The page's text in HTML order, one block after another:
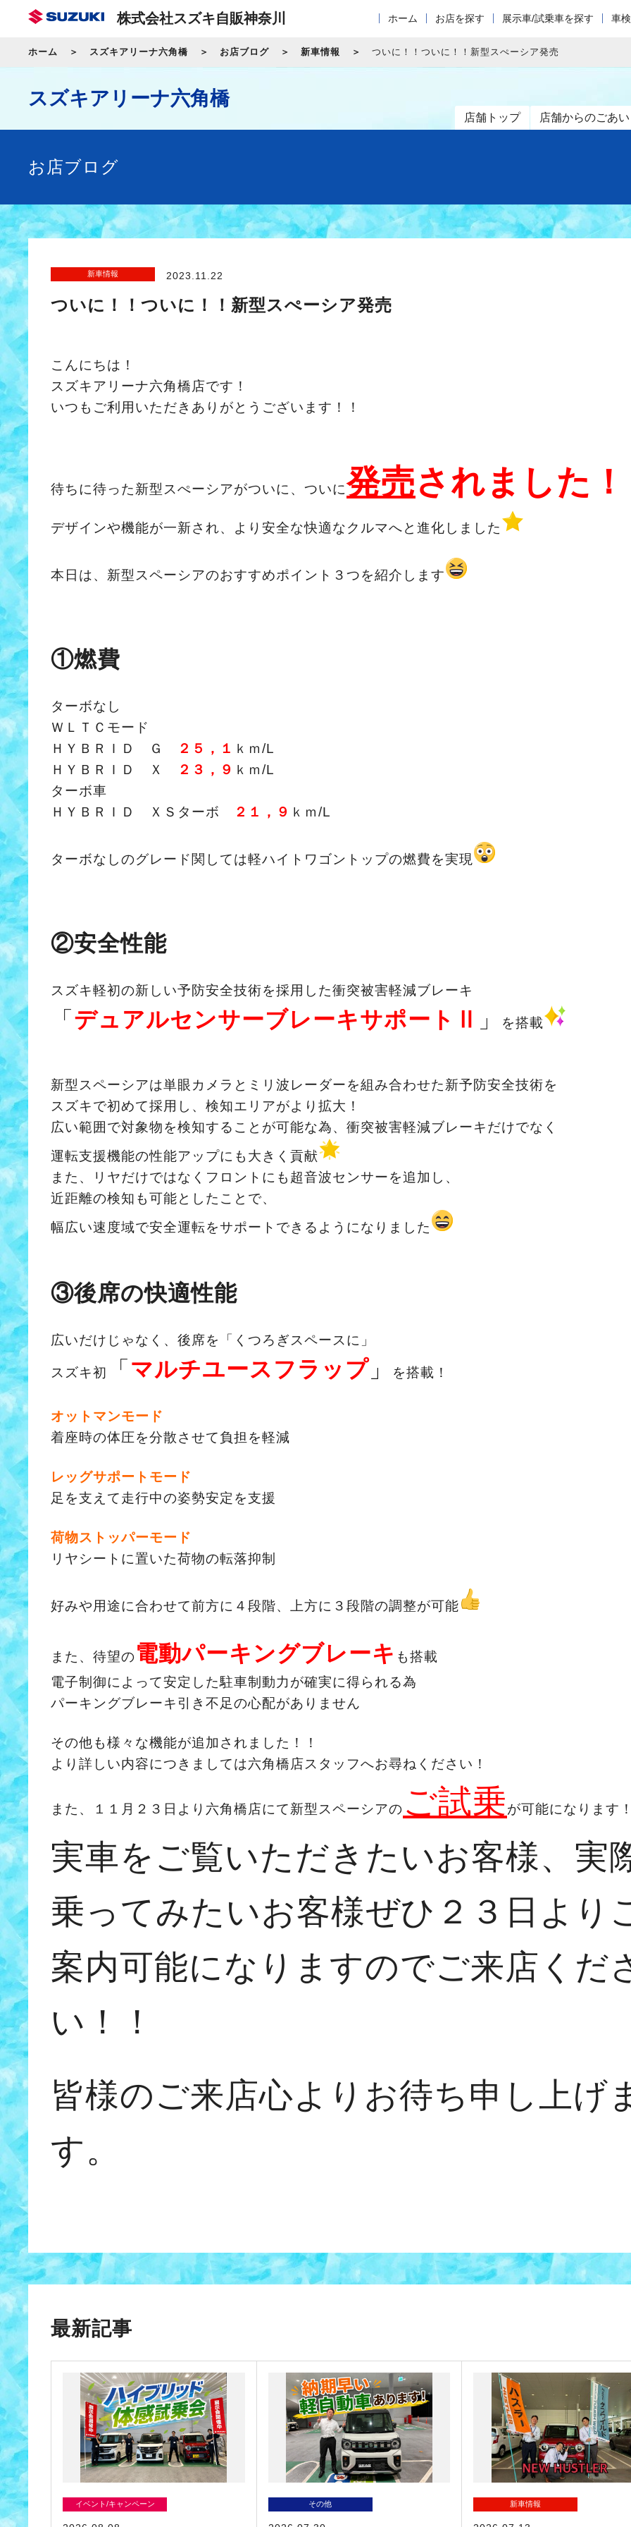
株式会社スズキ自販神奈川 ホーム お店を探す 展示車/試乗車を探す 車
ホーム スズキアリーナ六角橋 お店ブログ 新車情報 ついに！！ついに！！新型スぺーシア発売
スズキアリーナ六角橋
店舗トップ 店舗からのごあ
お店ブログ
新車情報 2023.11.22
ついに！！ついに！！新型スぺーシア発売
こんにちは！
スズキアリーナ六角橋店です！
いつもご利用いただきありがとうございます！！
待ちに待った新型スぺーシアがついに、ついに発売されました
デザインや機能が一新され、より安全な快適なクルマへと進化しました
本日は、新型スペーシアのおすすめポイント３つを紹介します
①燃費
ターボなし
ＷＬＴＣモード
ＨＹＢＲＩＤ Ｇ
２５，１ ｋｍ/L
ＨＹＢＲＩＤ Ｘ
２３，９ ｋｍ/L
ターボ車
ＨＹＢＲＩＤ ＸＳターボ
２１，９ ｋｍ/L
ターボなしのグレード関しては軽ハイトワゴントップの燃費を実現
②安全性能
スズキ軽初の新しい予防安全技術を採用した衝突被害軽減ブレーキ
「 デュアルセンサーブレーキサポートⅡ 」 を搭載
新型スペーシアは単眼カメラとミリ波レーダーを組み合わせた新予防安全技術を
スズキで初めて採用し、検知エリアがより拡大！
広い範囲で対象物を検知することが可能な為、衝突被害軽減ブレーキだけでなく
運転支援機能の性能アップにも大きく貢献
また、リヤだけではなくフロントにも超音波センサーを追加し、
近距離の検知も可能としたことで、
幅広い速度域で安全運転をサポートできるようになりました
③後席の快適性能
広いだけじゃなく、後席を「くつろぎスペースに」
スズキ初 「 マルチユースフラップ 」 を搭載！
オットマンモード
着座時の体圧を分散させて負担を軽減
レッグサポートモード
足を支えて走行中の姿勢安定を支援
荷物ストッパーモード
リヤシートに置いた荷物の転落抑制
好みや用途に合わせて前方に４段階、上方に３段階の調整が可能
また、待望の電動パーキングブレーキ も搭載
電子制御によって安定した駐車制動力が確実に得られる為
パーキングブレーキ引き不足の心配がありません
その他も様々な機能が追加されました！！
より詳しい内容につきましては六角橋店スタッフへお尋ねください！
また、１１月２３日より六角橋店にて新型スペーシアの ご試乗が可能になります
実車をご覧いただきたいお客様、実
乗ってみたいお客様ぜひ２３日より
案内可能になりますのでご来店くだ
い！！
皆様のご来店心よりお待ち申し上げ
す。
最新記事
イベント/キャンペーン その他 新車情報